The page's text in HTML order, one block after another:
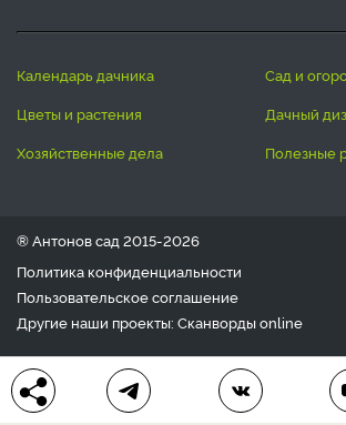
календарь дачника
сад и
цветы и растения
дачный
хозяйственные дела
полезные
® Антонов сад 2015-2026
Политика конфиденциальности
Пользовательское соглашение
Другие наши проекты: Сканвордыonline
Любое использование материала
письменного согласия редакции